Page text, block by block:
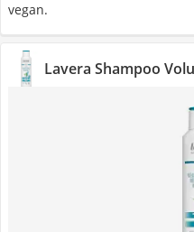
vegan.
Lavera Shampoo